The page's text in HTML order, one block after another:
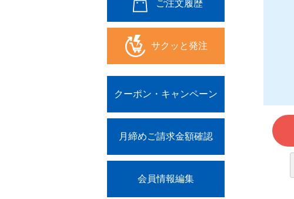
ご注文履歴
サクッと発注
クーポン・キャンペーン
月締めご請求金額確認
会員情報編集